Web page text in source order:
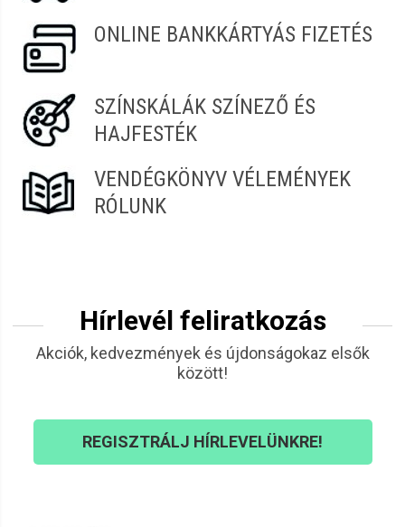
ONLINE BANKKÁRTYÁS FIZETÉS
SZÍNSKÁLÁK SZÍNEZŐ ÉS
HAJFESTÉK
VENDÉGKÖNYV VÉLEMÉNYEK
RÓLUNK
Hírlevél feliratkozás
Akciók, kedvezmények és újdonságokaz elsők
között!
REGISZTRÁLJ HÍRLEVELÜNKRE!